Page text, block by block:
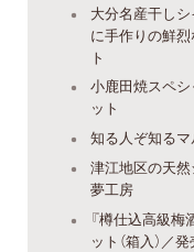
大分名産干しシ
に手作りの鮮
ト
小鹿田焼スペシ
ット
知る人ぞ知る
津江地区の天然
夢工房
『樽仕込高級梅
ット（箱入）／